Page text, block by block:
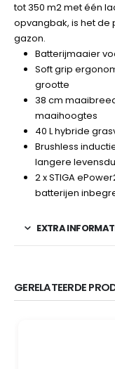
tot 350 m2 met één
opvangbak, is het de
gazon.
Batterijmaaier
Soft grip
grootte
38 cm
maaihoogtes
40 L hybride
Brushless
langere
2 x STIGA
batterijen
EXTRA
GERELATEERDE